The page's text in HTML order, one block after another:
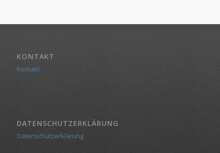
KONTAKT
Kontakt
DATENSCHUTZERKLÄRUNG
Datenschutzerklärung